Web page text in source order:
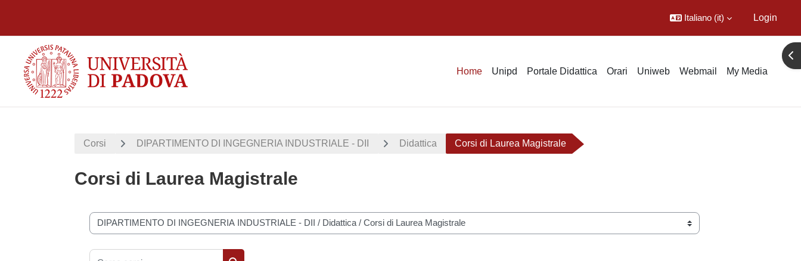
Italiano ‎(it)‎ Login
Home Unipd Portale Didattica Orari Uniweb Webmail My Media
Corsi DIPARTIMENTO DI INGEGNERIA INDUSTRIALE - DII Didattica Corsi di Laurea Magistrale
Corsi di Laurea Magistrale
Categorie di corso
Cerca corsi